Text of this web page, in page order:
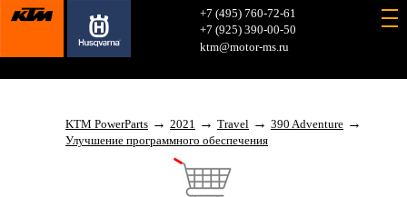
+7 (495) 760-72-61
+7 (925) 390-00-50
ktm@motor-ms.ru
KTM PowerParts → 2021 → Travel → 390 Adventure →
Улучшение программного обеспечения